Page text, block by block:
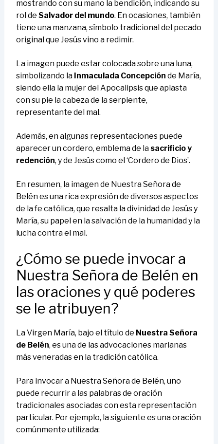
mostrando con su mano la bendición, indicando su
rol de Salvador del mundo. En ocasiones, también
tiene una manzana, símbolo tradicional del pecado
original que Jesús vino a redimir.
La imagen puede estar colocada sobre una luna,
simbolizando la Inmaculada Concepción de María,
siendo ella la mujer del Apocalipsis que aplasta
con su pie la cabeza de la serpiente,
representante del mal.
Además, en algunas representaciones puede
aparecer un cordero, emblema de la sacrificio y
redención, y de Jesús como el ‘Cordero de Dios’.
En resumen, la imagen de Nuestra Señora de
Belén es una rica expresión de diversos aspectos
de la fe católica, que resalta la divinidad de Jesús y
María, su papel en la salvación de la humanidad y la
lucha contra el mal.
¿Cómo se puede invocar a
Nuestra Señora de Belén en
las oraciones y qué poderes
se le atribuyen?
La Virgen María, bajo el título de Nuestra Señora
de Belén, es una de las advocaciones marianas
más veneradas en la tradición católica.
Para invocar a Nuestra Señora de Belén, uno
puede recurrir a las palabras de oración
tradicionales asociadas con esta representación
particular. Por ejemplo, la siguiente es una oración
comúnmente utilizada: